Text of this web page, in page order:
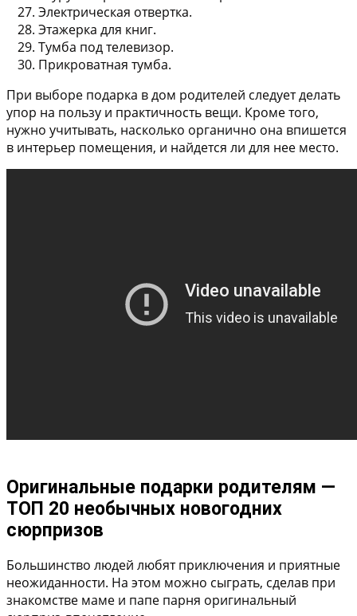
Электрическая отвертка.
Этажерка для книг.
Тумба под телевизор.
Прикроватная тумба.
При выборе подарка в дом родителей следует делать
упор на пользу и практичность вещи. Кроме того,
нужно учитывать, насколько органично она впишется
в интерьер помещения, и найдется ли для нее место.
Оригинальные подарки родителям —
ТОП 20 необычных новогодних
сюрпризов
Большинство людей любят приключения и приятные
неожиданности. На этом можно сыграть, сделав при
знакомстве маме и папе парня оригинальный